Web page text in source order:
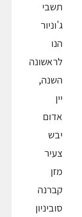
תשבי
ג'וניור
הנו
לראשונה
השנה,
יין
אדום
יבש
צעיר
מזן
קברנה
סוביניון